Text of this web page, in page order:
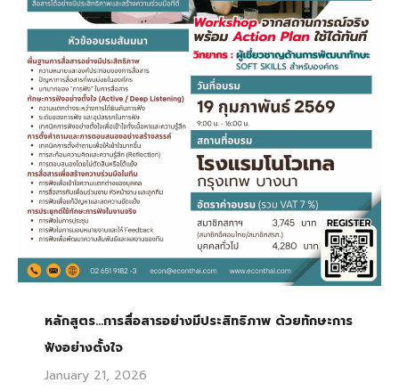
หลักสูตร…การสื่อสารอย่างมีประสิทธิภาพ ด้วยทักษะการ
ฟังอย่างตั้งใจ
January 21, 2026